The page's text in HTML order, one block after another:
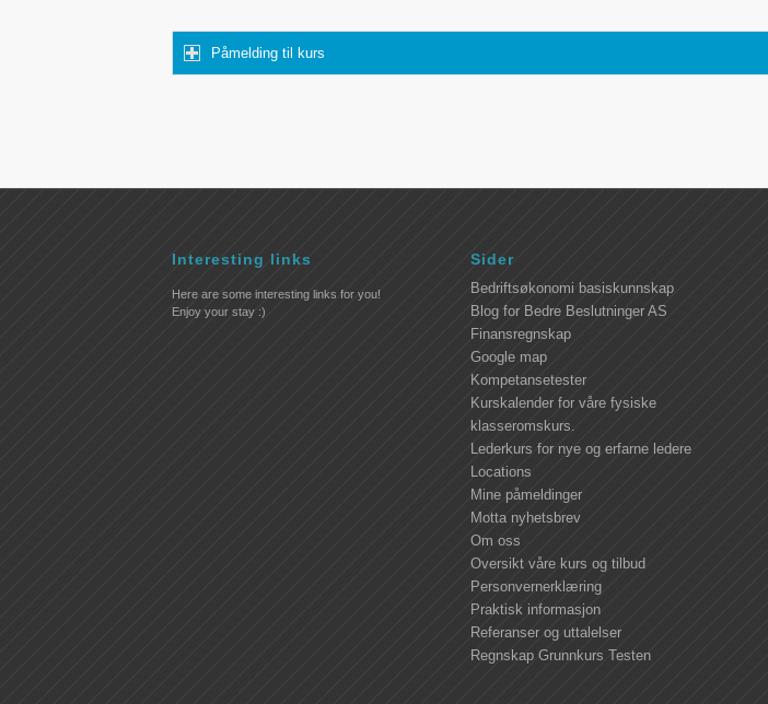
Påmelding til kurs
Interesting links
Here are some interesting links for you!
Enjoy your stay :)
Sider
Bedriftsøkonomi basiskunnskap
Blog for Bedre Beslutninger AS
Finansregnskap
Google map
Kompetansetester
Kurskalender for våre fysiske
klasseromskurs.
Lederkurs for nye og erfarne ledere
Locations
Mine påmeldinger
Motta nyhetsbrev
Om oss
Oversikt våre kurs og tilbud
Personvernerklæring
Praktisk informasjon
Referanser og uttalelser
Regnskap Grunnkurs Testen